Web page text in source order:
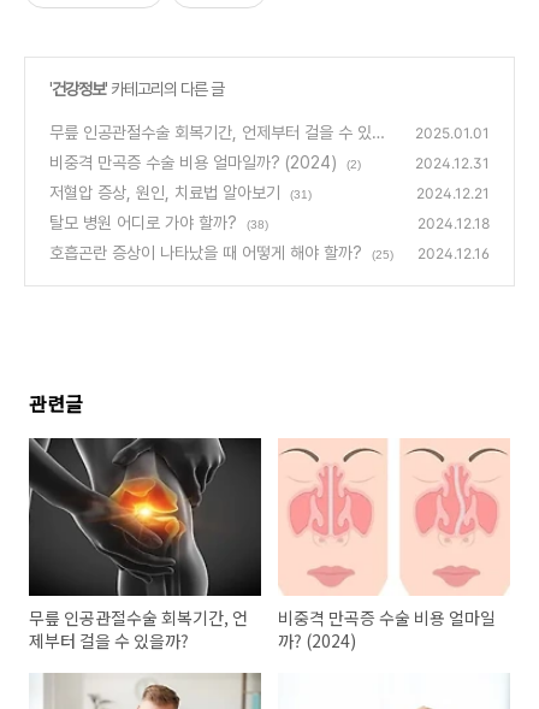
'건강정보' 카테고리의 다른 글
무릎 인공관절수술 회복기간, 언제부터 걸을 수 있을
까?
(3)
2025.01.01
비중격 만곡증 수술 비용 얼마일까? (2024) (2) 2024.12.31
저혈압 증상, 원인, 치료법 알아보기 (31) 2024.12.21
탈모 병원 어디로 가야 할까? (38) 2024.12.18
호흡곤란 증상이 나타났을 때 어떻게 해야 할까? (25) 2024.12.16
관련글
무릎 인공관절수술 회복기간, 언
제부터 걸을 수 있을까?
비중격 만곡증 수술 비용 얼마일
까? (2024)